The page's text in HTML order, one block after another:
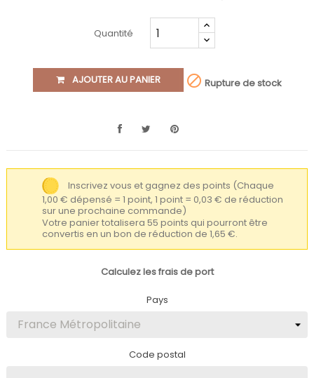
Quantité
AJOUTER AU PANIER  Rupture de stock
Inscrivez vous et gagnez des points (Chaque
1,00 € dépensé = 1 point, 1 point = 0,03 € de réduction
sur une prochaine commande)
Votre panier totalisera 55 points qui pourront être
convertis en un bon de réduction de 1,65 €.
Calculez les frais de port
Pays
Code postal